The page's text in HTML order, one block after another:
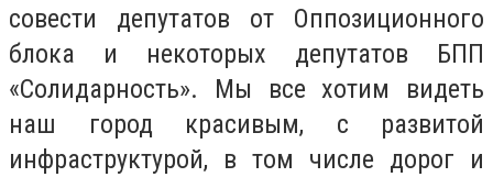
совести депутатов от Оппозиционного
блока и некоторых депутатов БПП
«Солидарность». Мы все хотим видеть
наш город красивым, с развитой
инфраструктурой, в том числе дорог и